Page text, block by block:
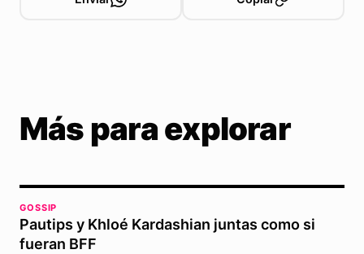
Más para explorar
GOSSIP
Pautips y Khloé Kardashian juntas como si
fueran BFF